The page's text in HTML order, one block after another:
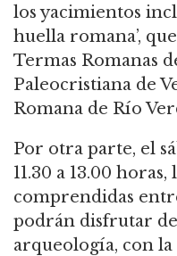
los yacimientos
huella romana’,
Termas Romanas
Paleocristiana de
Romana de Río
Por otra parte, el
11.30 a 13.00
comprendidas
podrán disfrutar
arqueología, con